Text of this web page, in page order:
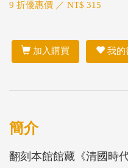
9 折優惠價 ／ NT$ 315
加入購買 我的
簡介
翻刻本館館藏《清國時